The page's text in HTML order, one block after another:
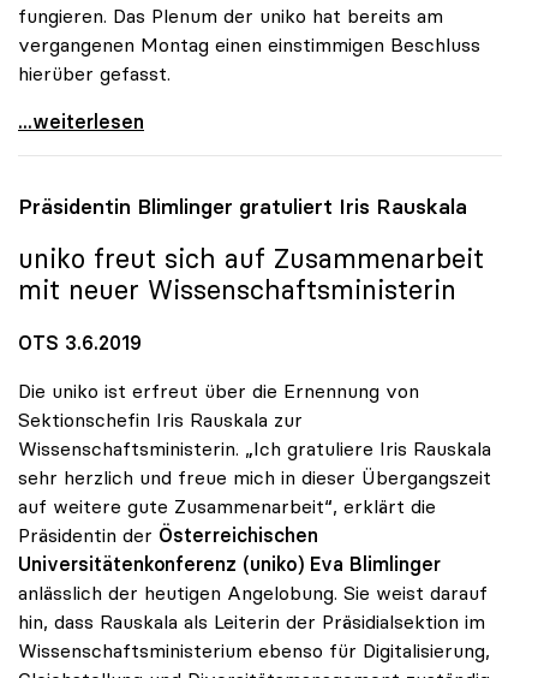
fungieren. Das Plenum der uniko hat bereits am
vergangenen Montag einen einstimmigen Beschluss
hierüber gefasst.
uniko-Vorsitz: Vitouch folgt auf Blimlinger
...weiterlesen
Präsidentin Blimlinger gratuliert Iris Rauskala
uniko freut sich auf Zusammenarbeit
mit neuer Wissenschaftsministerin
OTS 3.6.2019
Die uniko ist erfreut über die Ernennung von
Sektionschefin Iris Rauskala zur
Wissenschaftsministerin. „Ich gratuliere Iris Rauskala
sehr herzlich und freue mich in dieser Übergangszeit
auf weitere gute Zusammenarbeit“, erklärt die
Präsidentin der Österreichischen
Universitätenkonferenz (uniko) Eva Blimlinger
anlässlich der heutigen Angelobung. Sie weist darauf
hin, dass Rauskala als Leiterin der Präsidialsektion im
Wissenschaftsministerium ebenso für Digitalisierung,